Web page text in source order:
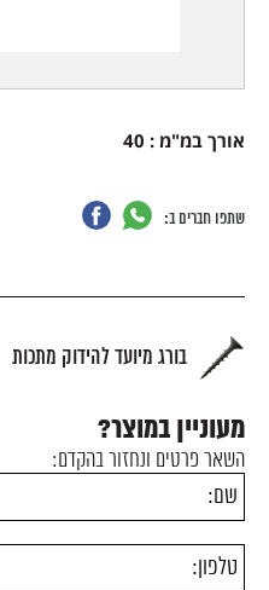
אורך במ"מ : 40
שתפו חברים ב:
בורג מיועד להידוק מתכות
מעוניין במוצר?
השאר פרטים ונחזור בהקדם: